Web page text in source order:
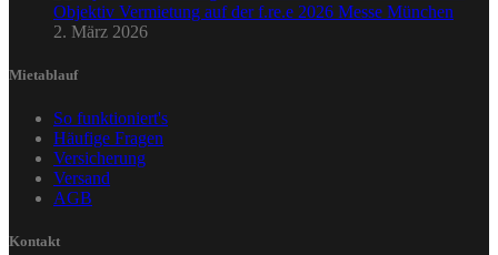
Objektiv Vermietung auf der f.re.e 2026 Messe München
2. März 2026
Mietablauf
So funktioniert's
Häufige Fragen
Versicherung
Versand
AGB
Kontakt